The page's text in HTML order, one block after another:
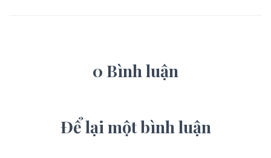
0 Bình luận
Để lại một bình luận